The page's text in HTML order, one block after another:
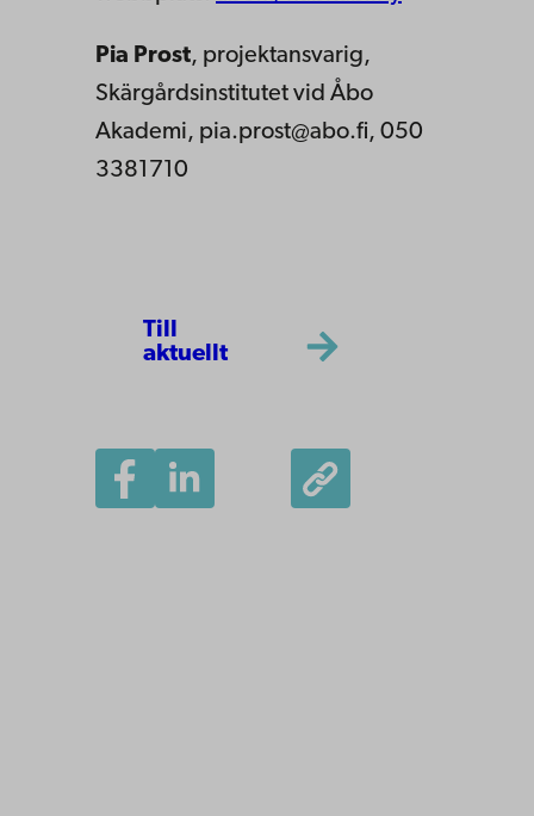
Pia Prost, projektansvarig,
Skärgårdsinstitutet vid Åbo
Akademi, pia.prost@abo.fi, 050
3381710
Till
aktuellt